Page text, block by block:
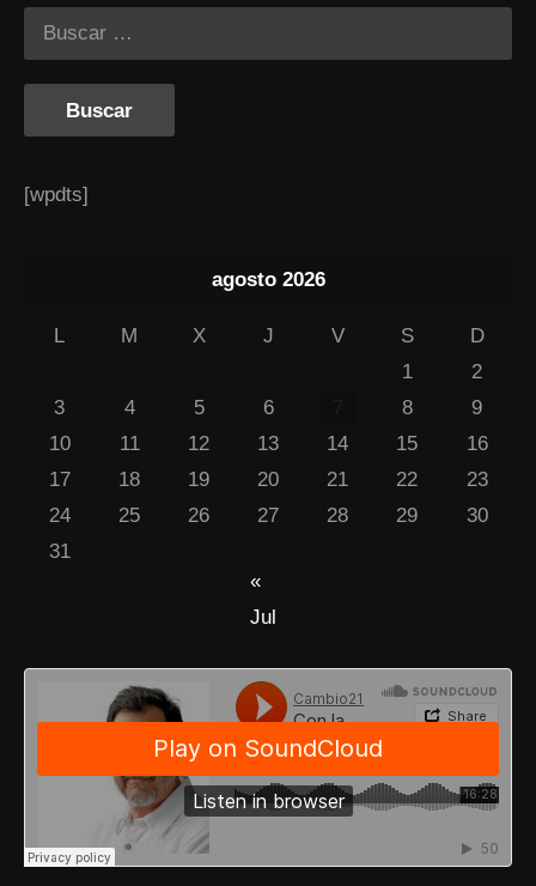
[wpdts]
agosto 2026
L M X J V S
D
1
2
3
4 5 6 8
9
10
11 12 13 14 15
16
17
18 19 20 21 22
23
24
25 26 27 28 29
30
31
«
Jul